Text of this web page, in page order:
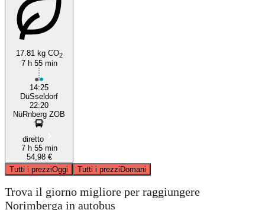
17.81 kg CO2
7 h 55 min
14:25
DüSseldorf
22:20
NüRnberg ZOB
diretto
7 h 55 min
54,98 €
Tutti i prezziOggi Tutti i prezziDomani
Trova il giorno migliore per raggiungere
Norimberga in autobus